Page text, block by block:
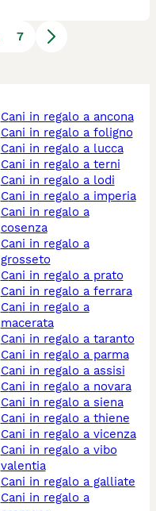
7
cani in regalo a ancona
cani in regalo a foligno
cani in regalo a lucca
cani in regalo a terni
cani in regalo a lodi
cani in regalo a imperia
cani in regalo a
cosenza
cani in regalo a
grosseto
cani in regalo a prato
cani in regalo a ferrara
cani in regalo a
macerata
cani in regalo a taranto
cani in regalo a parma
cani in regalo a assisi
cani in regalo a novara
cani in regalo a siena
cani in regalo a thiene
cani in regalo a vicenza
cani in regalo a vibo
valentia
cani in regalo a galliate
cani in regalo a